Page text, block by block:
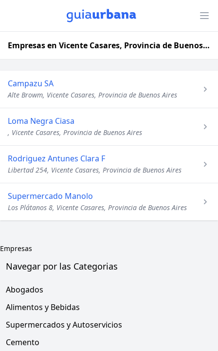
Empresas en Vicente Casares, Provincia de Buenos Aires
Campazu SA
Alte Browm, Vicente Casares, Provincia de Buenos Aires
Loma Negra Ciasa
, Vicente Casares, Provincia de Buenos Aires
Rodriguez Antunes Clara F
Libertad 254, Vicente Casares, Provincia de Buenos Aires
Supermercado Manolo
Los Plátanos 8, Vicente Casares, Provincia de Buenos Aires
Empresas
Navegar por las Categorias
Abogados
Alimentos y Bebidas
Supermercados y Autoservicios
Cemento